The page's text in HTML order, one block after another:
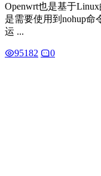
Openwrt也是基于
是需要使用到nohup命
运 ...
95182 0